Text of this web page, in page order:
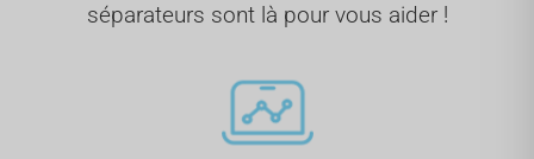
séparateurs sont là pour vous aider !